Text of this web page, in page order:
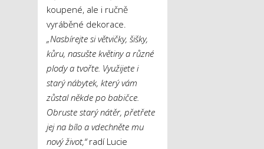
koupené, ale i ručně
vyráběné dekorace.
„Nasbírejte si větvičky, šišky,
kůru, nasušte květiny a různé
plody a tvořte. Využijete i
starý nábytek, který vám
zůstal někde po babičce.
Obruste starý nátěr, přetřete
jej na bílo a vdechněte mu
nový život,“radí Lucie